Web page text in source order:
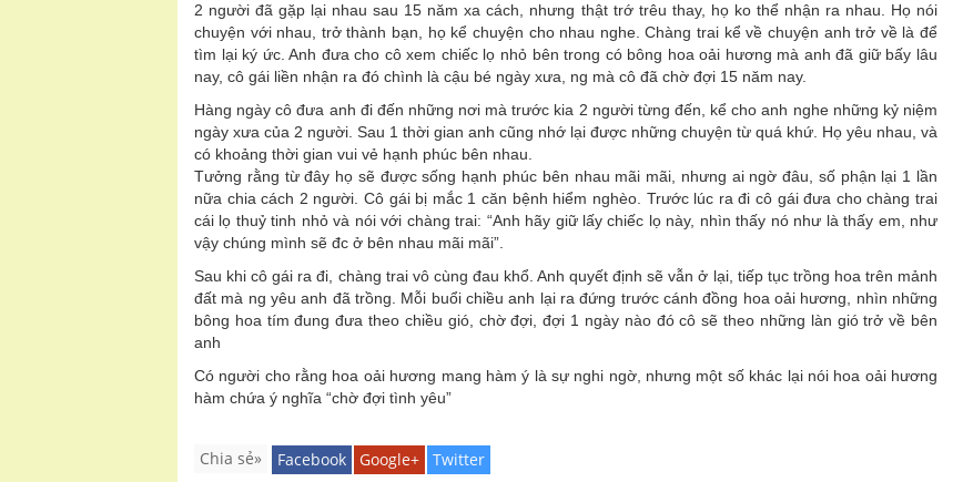
2 người đã gặp lại nhau sau 15 năm xa cách, nhưng thật trớ trêu thay, họ ko thể nhận ra nhau. Họ nói
chuyện với nhau, trở thành bạn, họ kể chuyện cho nhau nghe. Chàng trai kể về chuyện anh trở về là để
tìm lại ký ức. Anh đưa cho cô xem chiếc lọ nhỏ bên trong có bông hoa oải hương mà anh đã giữ bấy lâu
nay, cô gái liền nhận ra đó chình là cậu bé ngày xưa, ng mà cô đã chờ đợi 15 năm nay.
Hàng ngày cô đưa anh đi đến những nơi mà trước kia 2 người từng đến, kể cho anh nghe những kỷ niệm
ngày xưa của 2 người. Sau 1 thời gian anh cũng nhớ lại được những chuyện từ quá khứ. Họ yêu nhau, và
có khoảng thời gian vui vẻ hạnh phúc bên nhau.
Tưởng rằng từ đây họ sẽ được sống hạnh phúc bên nhau mãi mãi, nhưng ai ngờ đâu, số phận lại 1 lần
nữa chia cách 2 người. Cô gái bị mắc 1 căn bệnh hiểm nghèo. Trước lúc ra đi cô gái đưa cho chàng trai
cái lọ thuỷ tinh nhỏ và nói với chàng trai: “Anh hãy giữ lấy chiếc lọ này, nhìn thấy nó như là thấy em, như
vậy chúng mình sẽ đc ở bên nhau mãi mãi”.
Sau khi cô gái ra đi, chàng trai vô cùng đau khổ. Anh quyết định sẽ vẫn ở lại, tiếp tục trồng hoa trên mảnh
đất mà ng yêu anh đã trồng. Mỗi buổi chiều anh lại ra đứng trước cánh đồng hoa oải hương, nhìn những
bông hoa tím đung đưa theo chiều gió, chờ đợi, đợi 1 ngày nào đó cô sẽ theo những làn gió trở về bên
anh
Có người cho rằng hoa oải hương mang hàm ý là sự nghi ngờ, nhưng một số khác lại nói hoa oải hương
hàm chứa ý nghĩa “chờ đợi tình yêu”
Chia sẻ» Facebook Google+ Twitter